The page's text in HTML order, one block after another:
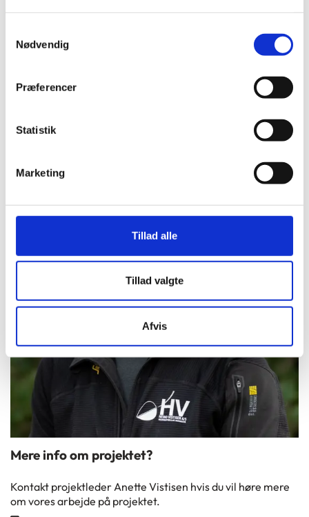
Nødvendig
Præferencer
Statistik
Marketing
Tillad alle
Tillad valgte
Afvis
Varighed:1,5 måned
adgangssti i granit
Vognmand
Byggesum:
Mere info om projektet?
Kontakt projektleder Anette Vistisen hvis du vil høre mere
om vores arbejde på projektet.